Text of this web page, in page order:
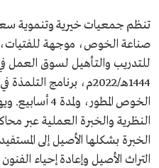
تنظم جمعيات خيرية وتنموية
صناعة الخوص، موجهة
للتدريب والتأهيل لسوق العمل
1444هـ/2022م، برنامج
الخوص المطور،
النظرية والخبرة العملية عبر
الخبرة بشكلها الأصيل إلى
التراث الأصيل وإعادة إحياء الفنون